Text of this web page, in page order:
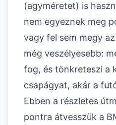
(agyméretet) is
nem egyeznek meg
vagy fel sem megy
még veszélyesebb:
fog, és tönkreteszi a
csapágyat, akár a
Ebben a részletes
pontra átvesszük a